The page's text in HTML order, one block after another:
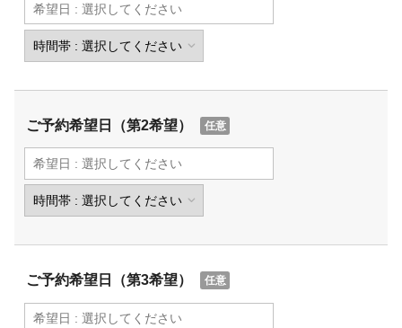
ご予約希望日（第2希望）
ご予約希望日（第3希望）